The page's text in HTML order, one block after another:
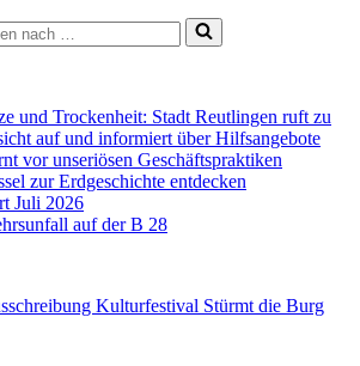
und Trockenheit: Stadt Reutlingen ruft zu
auf und informiert über Hilfsangebote
vor unseriösen Geschäftspraktiken
zur Erdgeschichte entdecken
Juli 2026
auf der B 28
Kulturfestival Stürmt die Burg